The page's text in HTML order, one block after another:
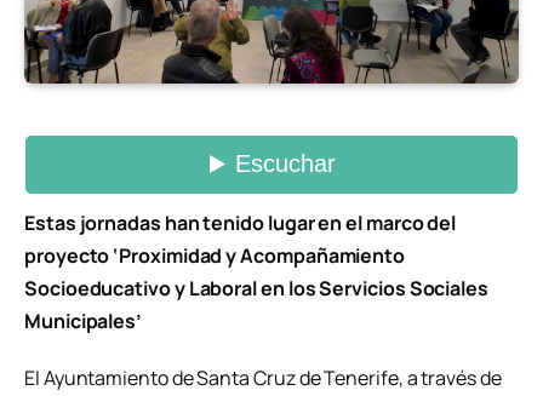
Estas jornadas han tenido lugar en el marco del
proyecto ‘Proximidad y Acompañamiento
Socioeducativo y Laboral en los Servicios Sociales
Municipales’
El Ayuntamiento de Santa Cruz de Tenerife, a través de